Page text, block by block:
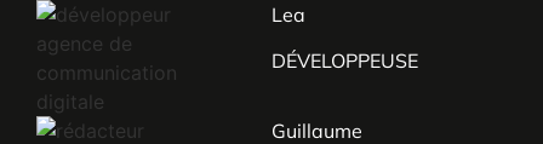
Lea
DÉVELOPPEUSE
Guillaume